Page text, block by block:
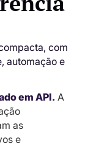
com
automação e
em API. A
as
e